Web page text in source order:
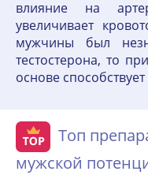
влияние на
увеличивает
мужчины был
тестостерона, то
основе
Топ
мужской